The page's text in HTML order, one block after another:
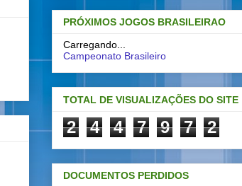
PRÓXIMOS JOGOS BRASILEIRAO
Carregando...
Campeonato Brasileiro
TOTAL DE VISUALIZAÇÕES DO SITE
2 4 4 7 9 7 2
DOCUMENTOS PERDIDOS